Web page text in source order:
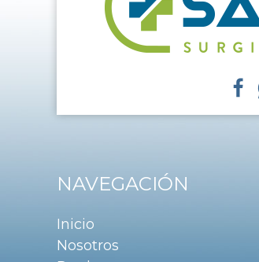
NAVEGACIÓN
Inicio
Nosotros